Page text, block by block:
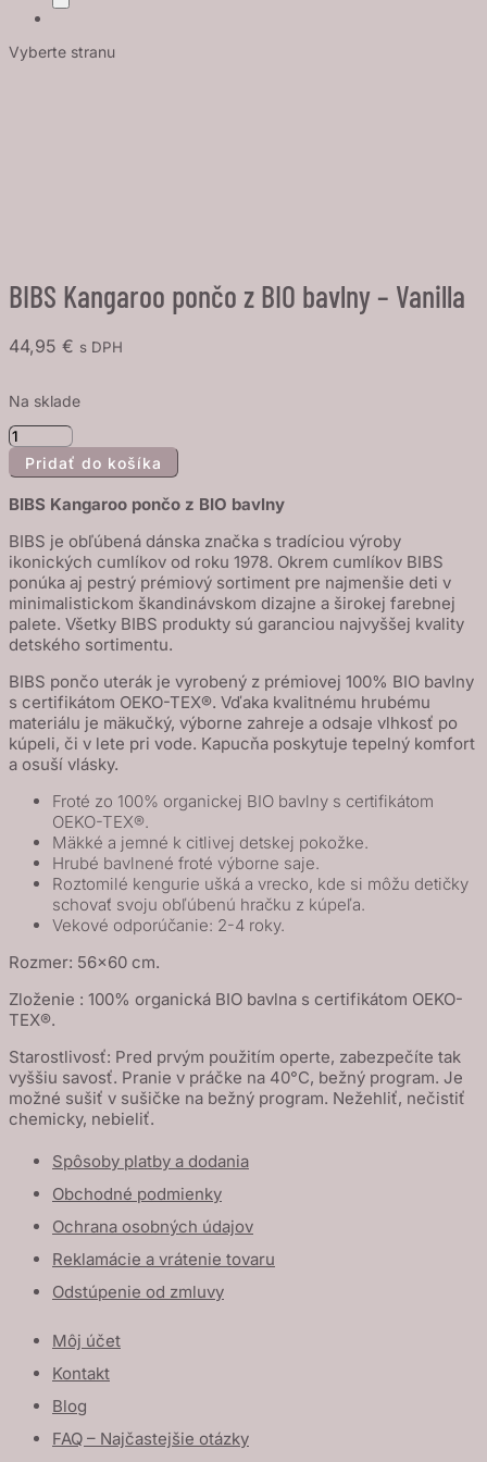
Vyberte stranu
BIBS Kangaroo pončo z BIO bavlny – Vanilla
44,95 € s DPH
Na sklade
množstvo
BIBS
z
BIO
bavlny
-
Vanilla
Pridať do košíka
BIBS Kangaroo pončo z BIO bavlny
BIBS je obľúbená dánska značka s tradíciou výroby
ikonických cumlíkov od roku 1978. Okrem cumlíkov BIBS
ponúka aj pestrý prémiový sortiment pre najmenšie deti v
minimalistickom škandinávskom dizajne a širokej farebnej
palete. Všetky BIBS produkty sú garanciou najvyššej kvality
detského sortimentu.
BIBS pončo uterák je vyrobený z prémiovej 100% BIO bavlny
s certifikátom OEKO-TEX®. Vďaka kvalitnému hrubému
materiálu je mäkučký, výborne zahreje a odsaje vlhkosť po
kúpeli, či v lete pri vode. Kapucňa poskytuje tepelný komfort
a osuší vlásky.
Froté zo 100% organickej BIO bavlny s certifikátom
OEKO-TEX®.
Mäkké a jemné k citlivej detskej pokožke.
Hrubé bavlnené froté výborne saje.
Roztomilé kengurie ušká a vrecko, kde si môžu detičky
schovať svoju obľúbenú hračku z kúpeľa.
Vekové odporúčanie: 2-4 roky.
Rozmer: 56×60 cm.
Zloženie : 100% organická BIO bavlna s certifikátom OEKO-
TEX®.
Starostlivosť: Pred prvým použitím operte, zabezpečíte tak
vyššiu savosť. Pranie v práčke na 40°C, bežný program. Je
možné sušiť v sušičke na bežný program. Nežehliť, nečistiť
chemicky, nebieliť.
Spôsoby platby a dodania
Obchodné podmienky
Ochrana osobných údajov
Reklamácie a vrátenie tovaru
Odstúpenie od zmluvy
Môj účet
Kontakt
Blog
FAQ – Najčastejšie otázky